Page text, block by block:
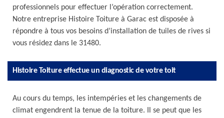
professionnels pour effectuer l’opération correctement.
Notre entreprise Histoire Toiture à Garac est disposée à
répondre à tous vos besoins d’installation de tuiles de rives si
vous résidez dans le 31480.
Histoire Toiture effectue un diagnostic de votre toit
Au cours du temps, les intempéries et les changements de
climat engendrent la tenue de la toiture. Il se peut que les